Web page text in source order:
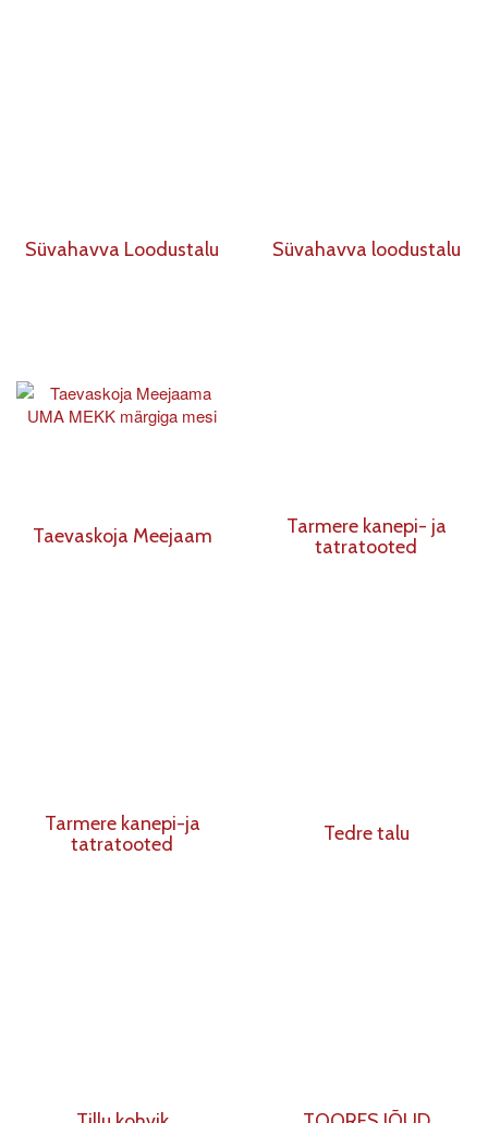
Süvahavva Loodustalu Süvahavva loodustalu
Taevaskoja Meejaam
Tarmere kanepi- ja
tatratooted
Tarmere kanepi-ja
tatratooted
Tedre talu